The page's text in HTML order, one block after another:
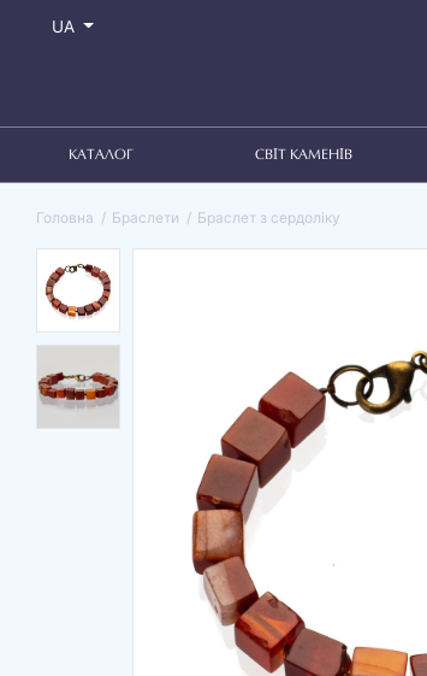
UA
КАТАЛОГ СВІТ КАМЕНІВ
Головна Браслети Браслет з сердоліку